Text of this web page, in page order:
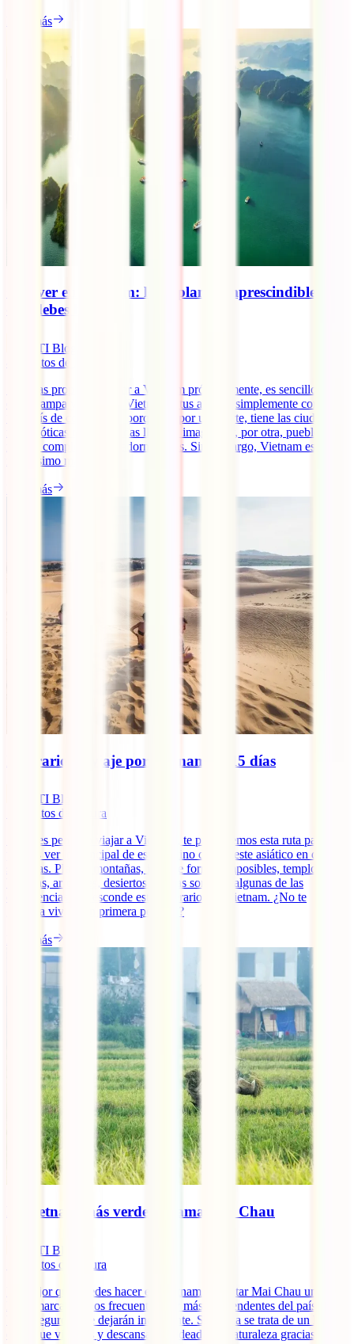
Leer más
Qué ver en Vietnam: los 4 planes imprescindibles
que debes hacer
IATI Blog
minutos de lectura
Si te has propuesto viajar a Vietnam próximamente, es sencillo caer
en la trampa y describir Vietnam a tus amigos simplemente como
“un país de contrastes”, porque sí, por una parte, tiene las ciudades
más caóticas que te puedas llegar a imaginar y, por otra, pueblos
rurales completamente adormecidos. Sin embargo, Vietnam es
muchísimo más [...]
Leer más
Itinerario de viaje por Vietnam en 15 días
IATI Blog
minutos de lectura
Si tienes pensado viajar a Vietnam, te proponemos esta ruta para que
puedas ver lo principal de este destino del sudeste asiático en dos
semanas. Playas, montañas, islas de formas imposibles, templos
budistas, arrozales, desiertos… estas son sólo algunas de las
experiencias que esconde este itinerario por Vietnam. ¿No te
gustaría vivirlo en primera persona?
Leer más
El Vietnam más verde se llama Mai Chau
IATI Blog
minutos de lectura
Lo mejor que puedes hacer en Vietnam es visitar Mai Chau una de
las comarcas menos frecuentadas y más sorprendentes del país que a
buen seguro no te dejarán indiferente. Sin duda se trata de un lugar
en el que vibrarás y descansarás rodeado de naturaleza gracias al